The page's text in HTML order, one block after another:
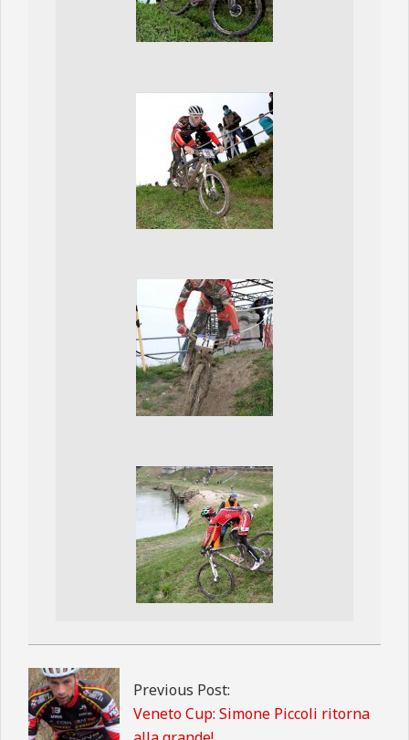
2013-
03-
24
Previous Post:
Veneto Cup: Simone Piccoli ritorna